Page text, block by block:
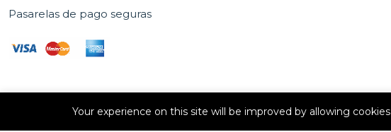
Pasarelas de pago seguras
Your experience on this site will be improved by allowing cookies